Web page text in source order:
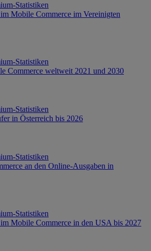
Statistiken
Mobile Commerce im Vereinigten
Statistiken
Commerce weltweit 2021 und 2030
Statistiken
in Österreich bis 2026
Statistiken
an den Online-Ausgaben in
Statistiken
Mobile Commerce in den USA bis 2027